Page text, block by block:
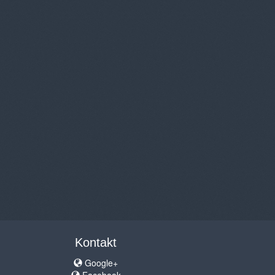
Kontakt
Google+